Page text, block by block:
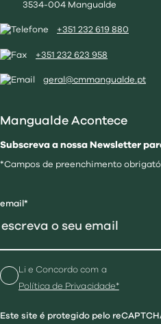
3534-004 Mangualde
+351 232 619 880
+351 232 623 958
geral@cmmangualde.pt
Mangualde Acontece
Subscreva a nossa Newsletter
*Campos de preenchimento
email*
Li e Concordo com a
Política de Privacidade*
Este site é protegido pelo